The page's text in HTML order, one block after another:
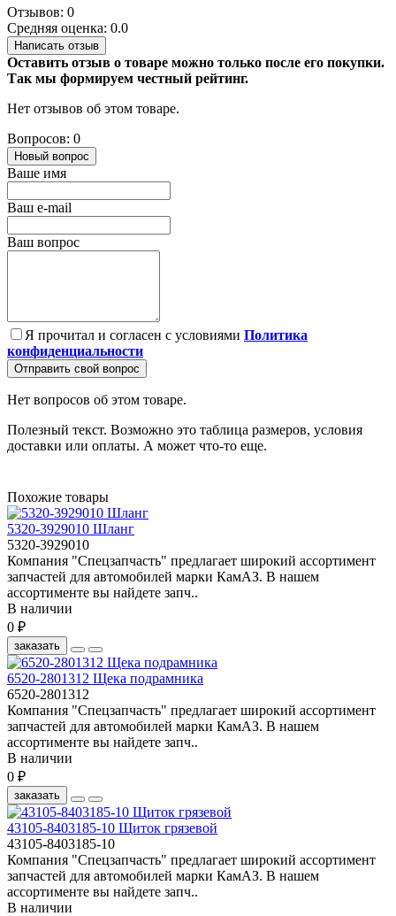
Отзывов: 0
Средняя оценка: 0.0
Написать отзыв
Оставить отзыв о товаре можно только после его покупки.
Так мы формируем честный рейтинг.
Нет отзывов об этом товаре.
Вопросов: 0
Новый вопрос
Ваше имя
Ваш e-mail
Ваш вопрос
Я прочитал и согласен с условиями Политика
конфиденциальности
Отправить свой вопрос
Нет вопросов об этом товаре.
Полезный текст. Возможно это таблица размеров, условия
доставки или оплаты. А может что-то еще.
Похожие товары
5320-3929010 Шланг
5320-3929010
Компания "Спецзапчасть" предлагает широкий ассортимент
запчастей для автомобилей марки КамАЗ. В нашем
ассортименте вы найдете запч..
В наличии
0 ₽
заказать
6520-2801312 Щека подрамника
6520-2801312
Компания "Спецзапчасть" предлагает широкий ассортимент
запчастей для автомобилей марки КамАЗ. В нашем
ассортименте вы найдете запч..
В наличии
0 ₽
заказать
43105-8403185-10 Щиток грязевой
43105-8403185-10
Компания "Спецзапчасть" предлагает широкий ассортимент
запчастей для автомобилей марки КамАЗ. В нашем
ассортименте вы найдете запч..
В наличии